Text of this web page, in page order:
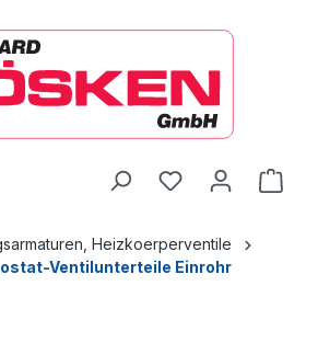
Heizkoerperventile
Ventilunterteile Einrohr